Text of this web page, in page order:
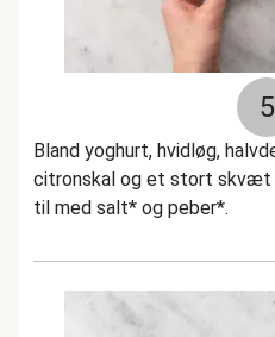
5
Bland yoghurt, hvidløg,
citronskal og et stort skvæt
til med salt* og peber*.